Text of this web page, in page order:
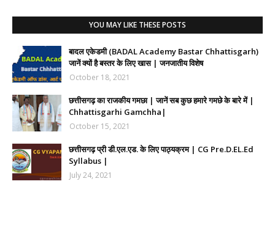
YOU MAY LIKE THESE POSTS
बादल एकेडमी (BADAL Academy Bastar Chhattisgarh)
जानें क्यों है बस्तर के लिए खास | जनजातीय विशेष
October 18, 2021
छत्तीसगढ़ का राजकीय गमछा | जानें सब कुछ हमारे गमछे के बारे में |
Chhattisgarhi Gamchha|
October 15, 2021
छत्तीसगढ़ प्री डी.एल.एड. के लिए पाठ्यक्रम | CG Pre.D.EL.Ed
Syllabus |
July 24, 2021